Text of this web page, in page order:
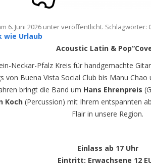
6. Juni 2026 unter veröffentlicht. Schlagwörter:
wie Urlaub
Acoustic Latin &
Neckar-Pfalz Kreis für handgemachte
von Buena Vista Social Club bis Manu
bringt die Band um Hans Ehrenpreis
Koch(Percussion) mit Ihrem entspannten
Flair in unsere Region.
Einlass ab 17 Uhr
Eintritt: Erwachsene 12